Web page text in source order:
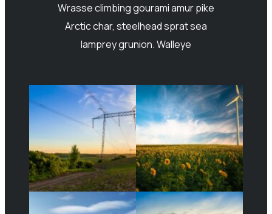
Wrasse climbing gourami amur pike
Arctic char, steelhead sprat sea
lamprey grunion. Walleye